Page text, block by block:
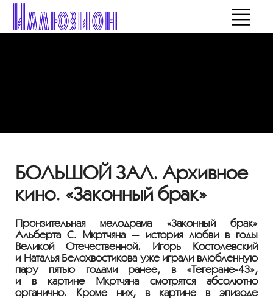
БОЛЬШОЙ ЗАЛ. Архивное
кино. «Законный брак»
Пронзительная мелодрама «Законный брак»
Альберта С. Мкртчяна — история любви в годы
Великой Отечественной. Игорь Костолевский
и Наталья Белохвостикова уже играли влюбленную
пару пятью годами ранее, в «Тегеране-43»,
и в картине Мкртчяна смотрятся абсолютно
органично. Кроме них, в картине в эпизоде